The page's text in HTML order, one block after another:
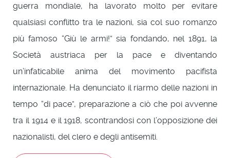
guerra mondiale, ha lavorato molto per evitare
qualsiasi conflitto tra le nazioni, sia col suo romanzo
più famoso “Giù le armi!” sia fondando, nel 1891, la
Società austriaca per la pace e diventando
un’infaticabile anima del movimento pacifista
internazionale. Ha denunciato il riarmo delle nazioni in
tempo “di pace”, preparazione a ciò che poi avvenne
tra il 1914 e il 1918, scontrandosi con l’opposizione dei
nazionalisti, del clero e degli antisemiti.